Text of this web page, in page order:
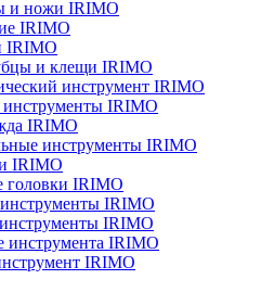
и ножи IRIMO
IRIMO
IRIMO
и клещи IRIMO
инструмент IRIMO
IRIMO
IRIMO
инструменты IRIMO
IRIMO
головки IRIMO
IRIMO
IRIMO
инструмента IRIMO
IRIMO